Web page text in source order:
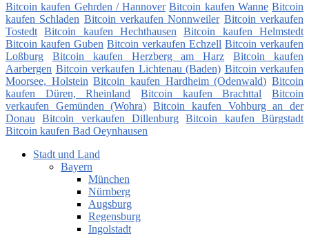
Bitcoin kaufen Gehrden / Hannover Bitcoin kaufen Wanne Bitcoin
kaufen Schladen Bitcoin verkaufen Nonnweiler Bitcoin verkaufen
Tostedt
Bitcoin kaufen Hechthausen
Bitcoin kaufen Helmstedt
Bitcoin kaufen Guben Bitcoin verkaufen Echzell Bitcoin verkaufen
Loßburg
Bitcoin kaufen Herzberg am Harz
Bitcoin kaufen
Aarbergen Bitcoin verkaufen Lichtenau (Baden) Bitcoin verkaufen
Moorsee, Holstein Bitcoin kaufen Hardheim (Odenwald) Bitcoin
kaufen Düren, Rheinland
Bitcoin kaufen Brachttal
Bitcoin
verkaufen Gemünden (Wohra) Bitcoin kaufen Vohburg an der
Donau
Bitcoin verkaufen Dillenburg
Bitcoin kaufen Bürgstadt
Bitcoin kaufen Bad Oeynhausen
Stadt und Land
Bayern
München
Nürnberg
Augsburg
Regensburg
Ingolstadt